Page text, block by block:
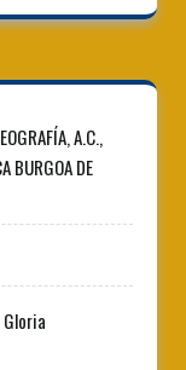
A.C.,
BURGOA DE